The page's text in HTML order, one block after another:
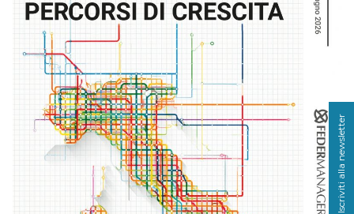
GIUGNO – 2026
Iscriviti alla newsletter